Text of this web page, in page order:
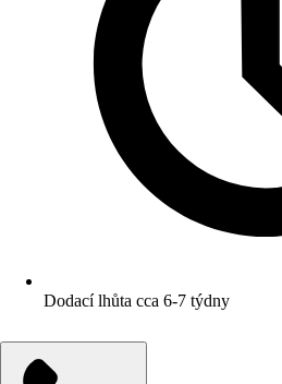
Dodací lhůta cca 6-7 týdny